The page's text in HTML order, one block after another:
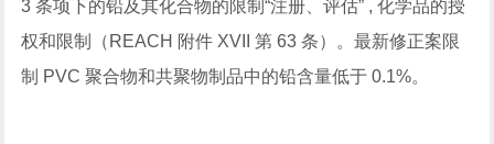
3 条项下的铅及其化合物的限制“注册、评估” , 化学品的授
权和限制（REACH 附件 XVII 第 63 条）。最新修正案限
制 PVC 聚合物和共聚物制品中的铅含量低于 0.1%。